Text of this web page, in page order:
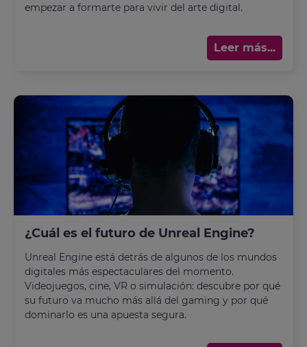
empezar a formarte para vivir del arte digital.
Leer más...
¿Cuál es el futuro de Unreal Engine?
Unreal Engine está detrás de algunos de los mundos
digitales más espectaculares del momento.
Videojuegos, cine, VR o simulación: descubre por qué
su futuro va mucho más allá del gaming y por qué
dominarlo es una apuesta segura.